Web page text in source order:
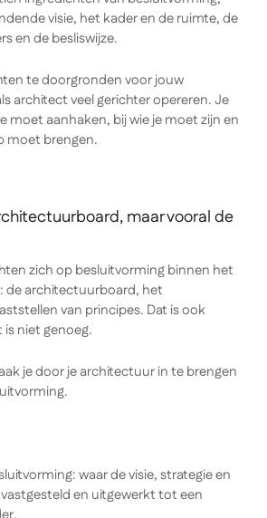
visie, het kader en de ruimte, de
en de besliswijze.
te doorgronden voor jouw
architect veel gerichter opereren. Je
moet aanhaken, bij wie je moet zijn en
moet brengen.
maar vooral de
zich op besluitvormingbinnen het
de architectuurboard, het
van principes. Dat is ook
niet genoeg.
je door je architectuur in te brengen
waar de visie, strategie en
en uitgewerkt tot een